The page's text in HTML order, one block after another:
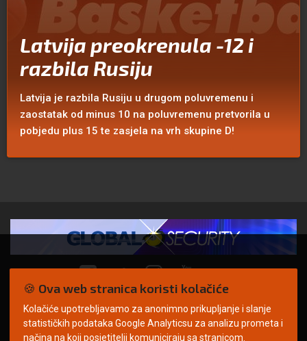
Latvija preokrenula -12 i
razbila Rusiju
Latvija je razbila Rusiju u drugom poluvremenu i
zaostatak od minus 10 na poluvremenu pretvorila u
pobjedu plus 15 te zasjela na vrh skupine D!
© Copyright 2026. | ARILEO
🍪 Ova web stranica koristi kolačiće
Kolačiće upotrebljavamo za anonimno prikupljanje i slanje
statističkih podataka Google Analyticsu za analizu prometa i
načina na koji posjetitelji komuniciraju sa stranicom.